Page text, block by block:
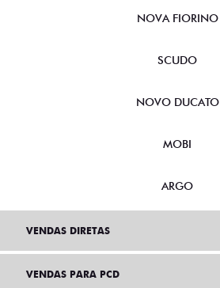
NOVA FIORINO
SCUDO
NOVO DUCATO
MOBI
ARGO
VENDAS DIRETAS
VENDAS PARA PCD